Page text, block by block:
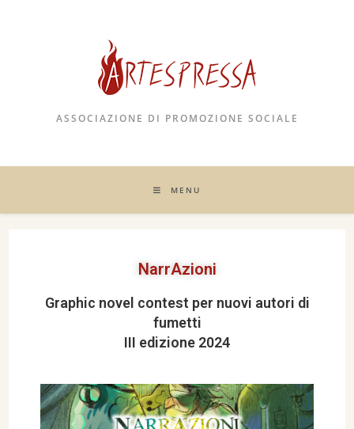
ASSOCIAZIONE DI PROMOZIONE SOCIALE
MENU
NarrAzioni
Graphic novel contest per nuovi autori di
fumetti
III edizione 2024